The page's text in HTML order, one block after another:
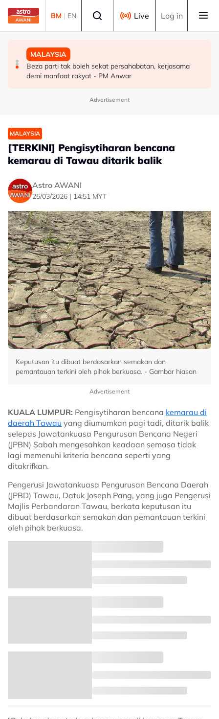
Skip to main content
BM | EN Live Log in
MALAYSIA
Pengacara, ahli perniagaan ditahan bantu siasatan
audio siar sentuh isu sensitiviti agama
DUNIA
PM Thailand arah undang-undang senjata api diperketat
selepas insiden tembakan di sekolah
MALAYSIA
Beza parti tak boleh sekat persahabatan, kerjasama
demi manfaat rakyat - PM Anwar
Advertisement
MALAYSIA
[TERKINI] Pengisytiharan bencana
kemarau di Tawau ditarik balik
Astro AWANI
25/03/2026 | 14:51 MYT
Keputusan itu dibuat berdasarkan semakan dan
pemantauan terkini oleh pihak berkuasa. - Gambar hiasan
Advertisement
KUALA LUMPUR: Pengisytiharan bencana kemarau di
daerah Tawau yang diumumkan pagi tadi, ditarik balik
selepas Jawatankuasa Pengurusan Bencana Negeri
(JPBN) Sabah mengesahkan keadaan semasa tidak
lagi memenuhi kriteria bencana seperti yang
ditakrifkan.
Pengerusi Jawatankuasa Pengurusan Bencana Daerah
(JPBD) Tawau, Datuk Joseph Pang, yang juga Pengerusi
Majlis Perbandaran Tawau, berkata keputusan itu
dibuat berdasarkan semakan dan pemantauan terkini
oleh pihak berkuasa.